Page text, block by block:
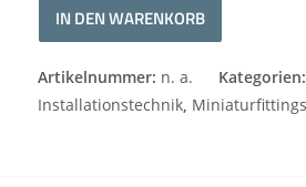
IN DEN WARENKORB
Alternative:
Artikelnummer: n. a.
Kategorien:
Installationstechnik,